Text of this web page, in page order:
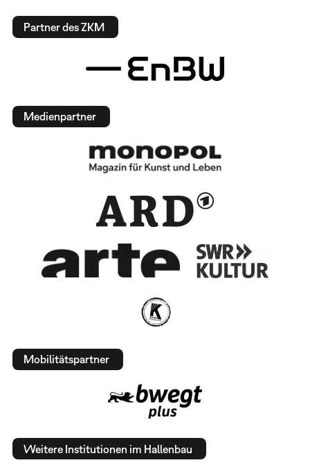
Partner des ZKM
Medienpartner
Mobilitätspartner
Weitere Institutionen im Hallenbau